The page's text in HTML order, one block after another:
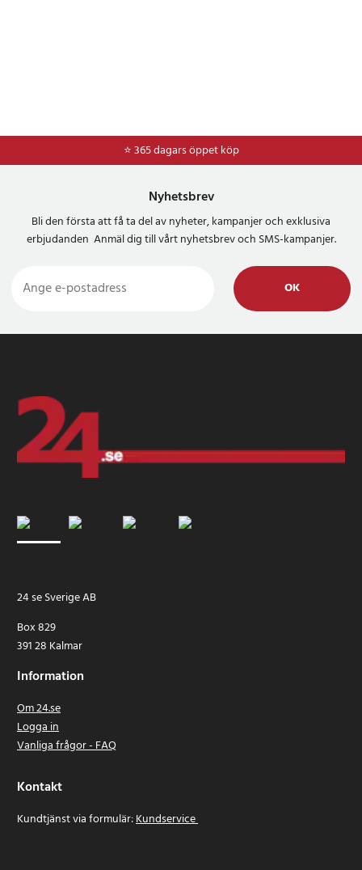
⭐ 365 dagars öppet köp
Nyhetsbrev
Bli den första att få ta del av nyheter, kampanjer och exklusiva
erbjudanden Anmäl dig till vårt nyhetsbrev och SMS-kampanjer.
OK
24 se Sverige AB
Box 829
391 28 Kalmar
Information
Om 24.se
Logga in
Vanliga frågor - FAQ
Kontakt
Kundtjänst via formulär:Kundservice